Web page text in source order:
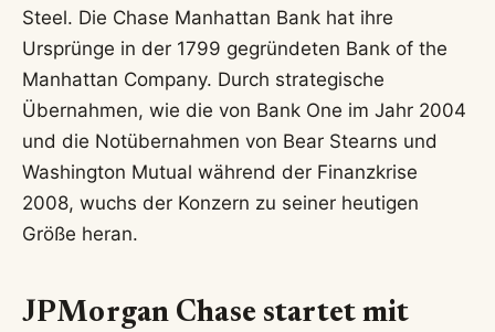
Steel. Die Chase Manhattan Bank hat ihre
Ursprünge in der 1799 gegründeten Bank of the
Manhattan Company. Durch strategische
Übernahmen, wie die von Bank One im Jahr 2004
und die Notübernahmen von Bear Stearns und
Washington Mutual während der Finanzkrise
2008, wuchs der Konzern zu seiner heutigen
Größe heran.
JPMorgan Chase startet mit